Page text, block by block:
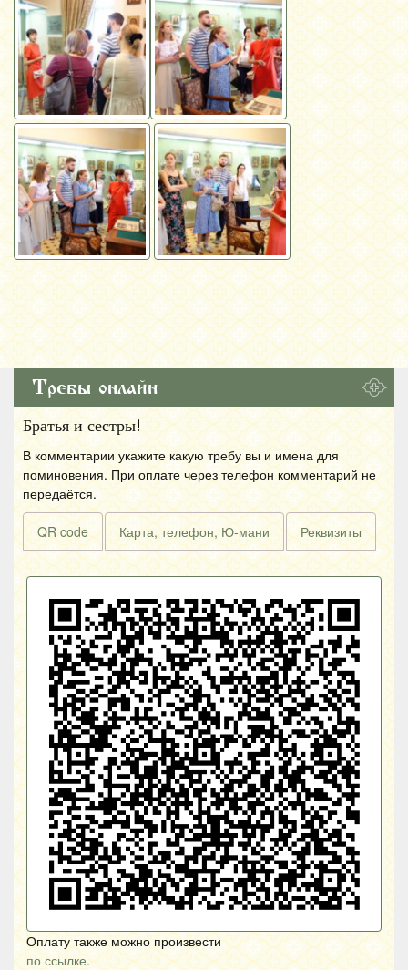
Требы онлайн
Братья и сестры!
В комментарии укажите какую требу вы и имена для
поминовения. При оплате через телефон комментарий не
передаётся.
QR code Карта, телефон, Ю-мани Реквизиты
Оплату также можно произвести
по ссылке.